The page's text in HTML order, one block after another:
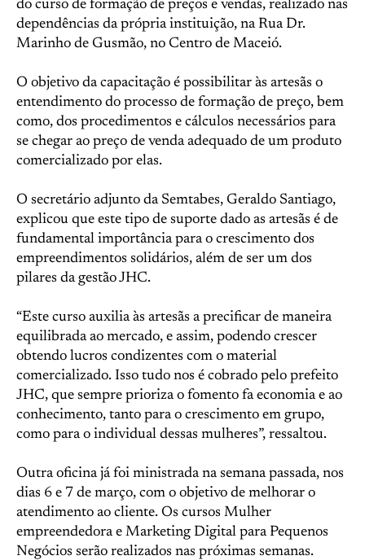
do curso de formação de preços e vendas, realizado nas
dependências da própria instituição, na Rua Dr.
Marinho de Gusmão, no Centro de Maceió.
O objetivo da capacitação é possibilitar às artesãs o
entendimento do processo de formação de preço, bem
como, dos procedimentos e cálculos necessários para
se chegar ao preço de venda adequado de um produto
comercializado por elas.
O secretário adjunto da Semtabes, Geraldo Santiago,
explicou que este tipo de suporte dado as artesãs é de
fundamental importância para o crescimento dos
empreendimentos solidários, além de ser um dos
pilares da gestão JHC.
“Este curso auxilia às artesãs a precificar de maneira
equilibrada ao mercado, e assim, podendo crescer
obtendo lucros condizentes com o material
comercializado. Isso tudo nos é cobrado pelo prefeito
JHC, que sempre prioriza o fomento fa economia e ao
conhecimento, tanto para o crescimento em grupo,
como para o individual dessas mulheres”, ressaltou.
Outra oficina já foi ministrada na semana passada, nos
dias 6 e 7 de março, com o objetivo de melhorar o
atendimento ao cliente. Os cursos Mulher
empreendedora e Marketing Digital para Pequenos
Negócios serão realizados nas próximas semanas.